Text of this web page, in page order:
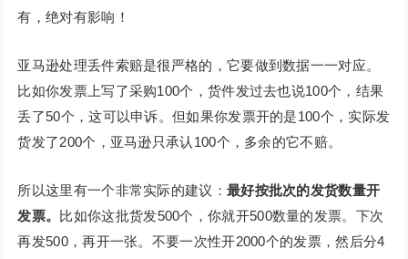
有，绝对有影响！
亚马逊处理丢件索赔是很严格的，它要做到数据一一对应。
比如你发票上写了采购100个，货件发过去也说100个，结果
丢了50个，这可以申诉。但如果你发票开的是100个，实际发
货发了200个，亚马逊只承认100个，多余的它不赔。
所以这里有一个非常实际的建议： 最好按批次的发货数量开
发票。 比如你这批货发500个，你就开500数量的发票。下次
再发500，再开一张。不要一次性开2000个的发票，然后分4